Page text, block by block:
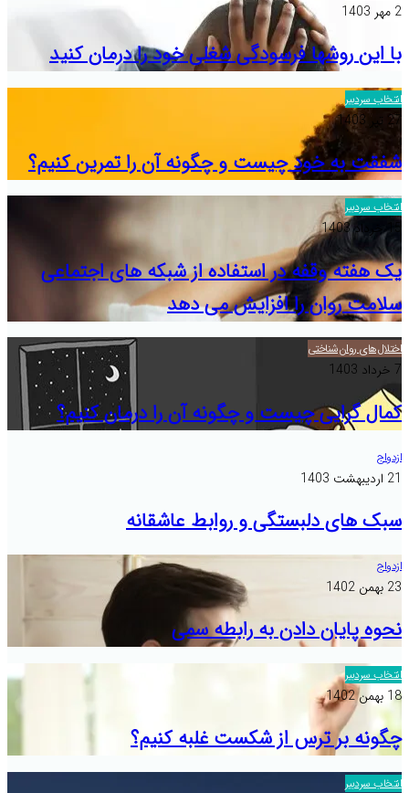
2 مهر 1403
با این روشها فرسودگی شغلی خود را درمان کنید
انتخاب سردبیر
27 تیر 1403
شفقت به خود چیست و چگونه آن را تمرین کنیم؟
انتخاب سردبیر
15 خرداد 1403
یک هفته وقفه در استفاده از شبکه های اجتماعی
سلامت روان را افزایش می دهد
اختلال‌های روان‌شناختی
7 خرداد 1403
کمال گرایی چیست و چگونه آن را درمان کنیم؟
ازدواج
21 اردیبهشت 1403
سبک های دلبستگی و روابط عاشقانه
ازدواج
23 بهمن 1402
نحوه پایان دادن به رابطه سمی
انتخاب سردبیر
18 بهمن 1402
چگونه بر ترس از شکست غلبه کنیم؟
انتخاب سردبیر